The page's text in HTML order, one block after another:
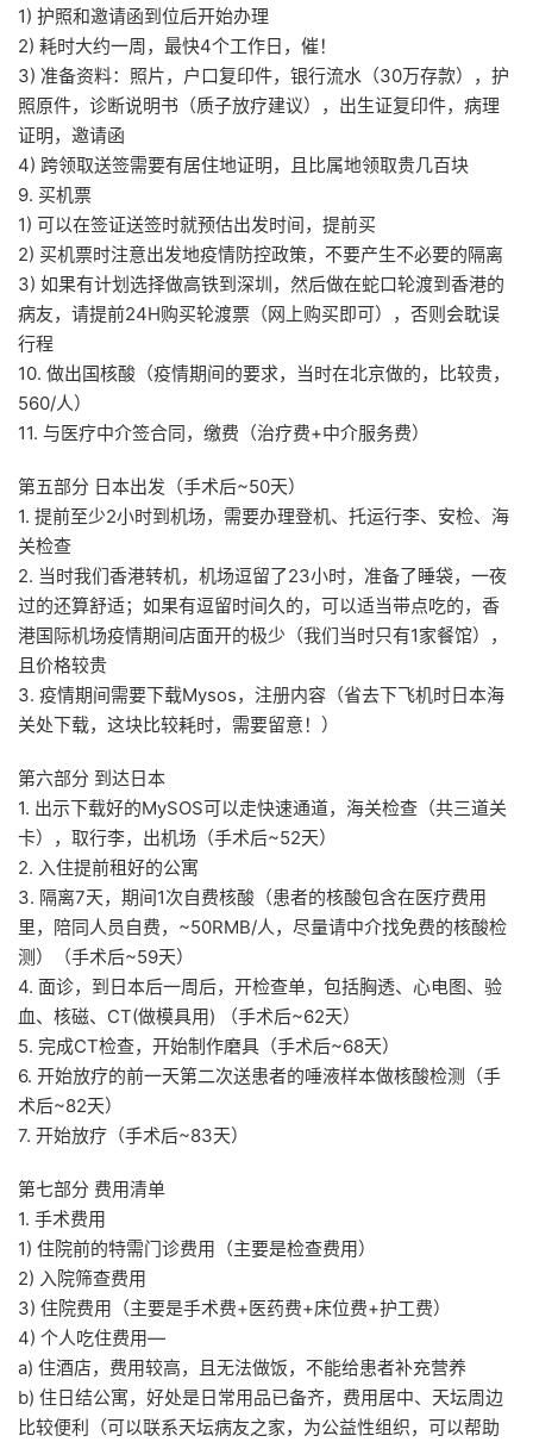
1) 护照和邀请函到位后开始办理
2) 耗时大约一周，最快4个工作日，催！
3) 准备资料：照片，户口复印件，银行流水（30万存款），护
照原件，诊断说明书（质子放疗建议），出生证复印件，病理
证明，邀请函
4) 跨领取送签需要有居住地证明，且比属地领取贵几百块
9. 买机票
1) 可以在签证送签时就预估出发时间，提前买
2) 买机票时注意出发地疫情防控政策，不要产生不必要的隔离
3) 如果有计划选择做高铁到深圳，然后做在蛇口轮渡到香港的
病友，请提前24H购买轮渡票（网上购买即可），否则会耽误
行程
10. 做出国核酸（疫情期间的要求，当时在北京做的，比较贵，
560/人）
11. 与医疗中介签合同，缴费（治疗费+中介服务费）
第五部分 日本出发（手术后~50天）
1. 提前至少2小时到机场，需要办理登机、托运行李、安检、海
关检查
2. 当时我们香港转机，机场逗留了23小时，准备了睡袋，一夜
过的还算舒适；如果有逗留时间久的，可以适当带点吃的，香
港国际机场疫情期间店面开的极少（我们当时只有1家餐馆），
且价格较贵
3. 疫情期间需要下载Mysos，注册内容（省去下飞机时日本海
关处下载，这块比较耗时，需要留意！）
第六部分 到达日本
1. 出示下载好的MySOS可以走快速通道，海关检查（共三道关
卡），取行李，出机场（手术后~52天）
2. 入住提前租好的公寓
3. 隔离7天，期间1次自费核酸（患者的核酸包含在医疗费用
里，陪同人员自费，~50RMB/人，尽量请中介找免费的核酸检
测）（手术后~59天）
4. 面诊，到日本后一周后，开检查单，包括胸透、心电图、验
血、核磁、CT(做模具用) （手术后~62天）
5. 完成CT检查，开始制作磨具（手术后~68天）
6. 开始放疗的前一天第二次送患者的唾液样本做核酸检测（手
术后~82天）
7. 开始放疗（手术后~83天）
第七部分 费用清单
1. 手术费用
1) 住院前的特需门诊费用（主要是检查费用）
2) 入院筛查费用
3) 住院费用（主要是手术费+医药费+床位费+护工费）
4) 个人吃住费用—
a) 住酒店，费用较高，且无法做饭，不能给患者补充营养
b) 住日结公寓，好处是日常用品已备齐，费用居中、天坛周边
比较便利（可以联系天坛病友之家，为公益性组织，可以帮助